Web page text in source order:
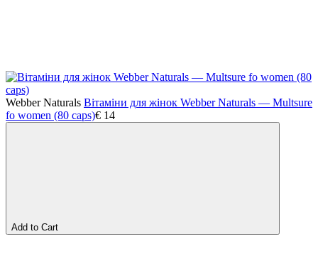
Webber Naturals Вітаміни для жінок Webber Naturals — Multsure
fo women (80 caps)€ 14
Add to Cart